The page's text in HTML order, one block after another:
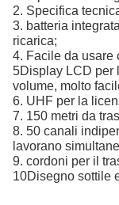
2. Specifica
3. batteria
ricarica;
4. Facile da usare
5Display LCD per
volume, molto
6. UHF per la
7. 150 metri da
8. 50 canali
lavorano
9. cordoni per il
10Disegno sottile